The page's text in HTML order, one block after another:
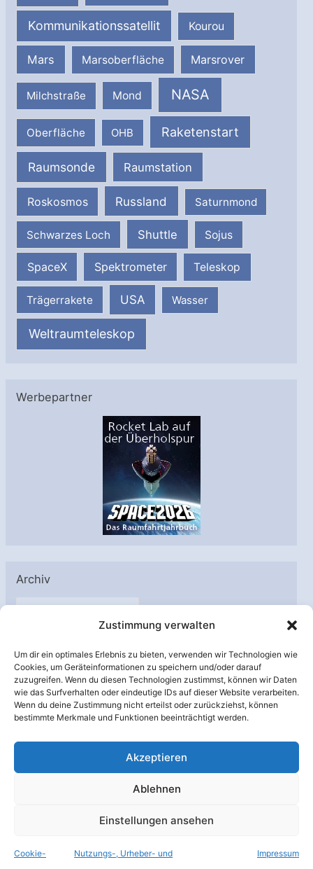
Zustimmung verwalten
Um dir ein optimales Erlebnis zu bieten, verwenden wir Technologien wie
Cookies, um Geräteinformationen zu speichern und/oder darauf
zuzugreifen. Wenn du diesen Technologien zustimmst, können wir Daten
wie das Surfverhalten oder eindeutige IDs auf dieser Website verarbeiten.
Wenn du deine Zustimmung nicht erteilst oder zurückziehst, können
bestimmte Merkmale und Funktionen beeinträchtigt werden.
Akzeptieren
Ablehnen
Einstellungen ansehen
Cookie-
Nutzungs-, Urheber- und
Impressum
Kommunikationssatellit Kourou
Mars Marsoberfläche Marsrover
Milchstraße Mond NASA
Oberfläche OHB Raketenstart
Raumsonde Raumstation
Roskosmos Russland Saturnmond
Schwarzes Loch Shuttle Sojus
SpaceX Spektrometer Teleskop
Trägerrakete USA Wasser
Weltraumteleskop
Werbepartner
Archiv
A
h
i
v
Unterstützt von:
© Raumfahrer Net e.V. 2026